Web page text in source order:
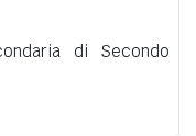
di Secondo